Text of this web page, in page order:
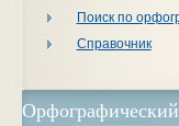
Поиск по
Справочник